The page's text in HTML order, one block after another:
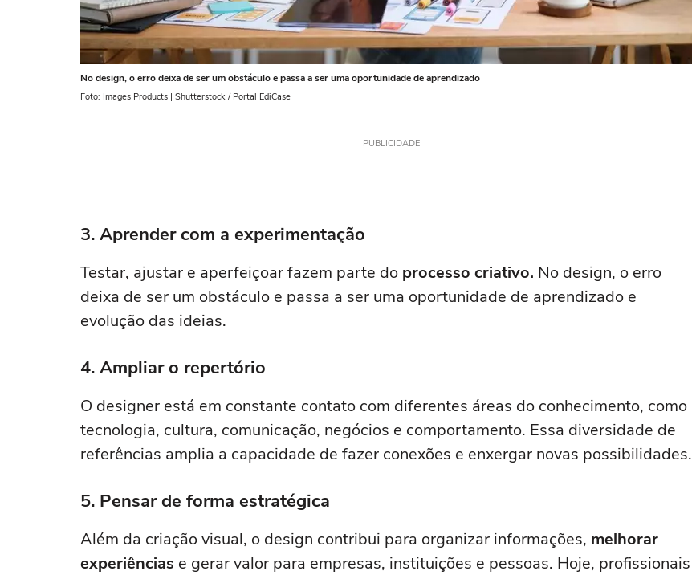
No design, o erro deixa de ser um obstáculo e passa a ser uma oportunidade de aprendizado
Foto: Images Products | Shutterstock / Portal EdiCase
PUBLICIDADE
3. Aprender com a experimentação
Testar, ajustar e aperfeiçoar fazem parte do processo criativo. No design, o erro
deixa de ser um obstáculo e passa a ser uma oportunidade de aprendizado e
evolução das ideias.
4. Ampliar o repertório
O designer está em constante contato com diferentes áreas do conhecimento, como
tecnologia, cultura, comunicação, negócios e comportamento. Essa diversidade de
referências amplia a capacidade de fazer conexões e enxergar novas possibilidades.
5. Pensar de forma estratégica
Além da criação visual, o design contribui para organizar informações, melhorar
experiências e gerar valor para empresas, instituições e pessoas. Hoje, profissionais